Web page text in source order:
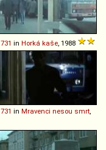
731 in Horká kaše , 1988
731 in Mravenci nesou smrt